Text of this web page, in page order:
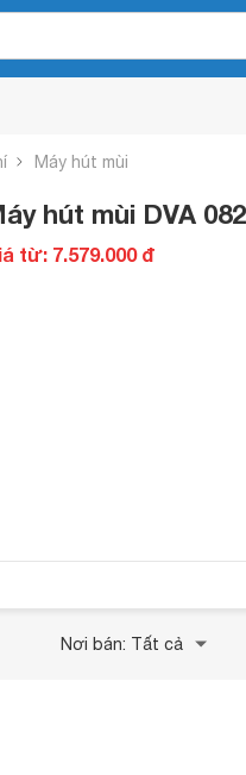
Máy hút mùi
hút mùi DVA
từ: 7.579.000 đ
Nơi bán: Tất cả